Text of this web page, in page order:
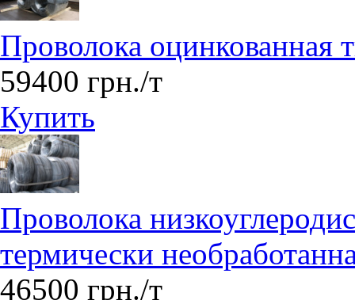
Проволока оцинкованная
59400 грн./т
Купить
Проволока
термически
46500 грн./т